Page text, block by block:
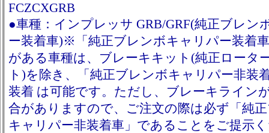
FCZCXGRB
●車種：インプレッサ GRB/GRF(純正ブレン
ー装着車)※「純正ブレンボキャリパー装着
がある車種は、ブレーキキット(純正ロータ
ト)を除き、「純正ブレンボキャリパー非装
装着 は可能です。ただし、ブレーキライン
合がありますので、ご注文の際は必ず「純
キャリパー非装着車」であることをご提示